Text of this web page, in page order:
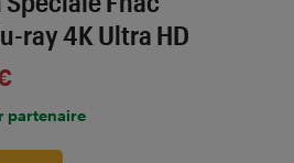
ray 4K Ultra HD
partenaire